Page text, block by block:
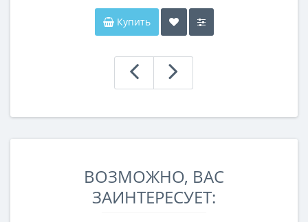
Купить
ВОЗМОЖНО, ВАС
ЗАИНТЕРЕСУЕТ: